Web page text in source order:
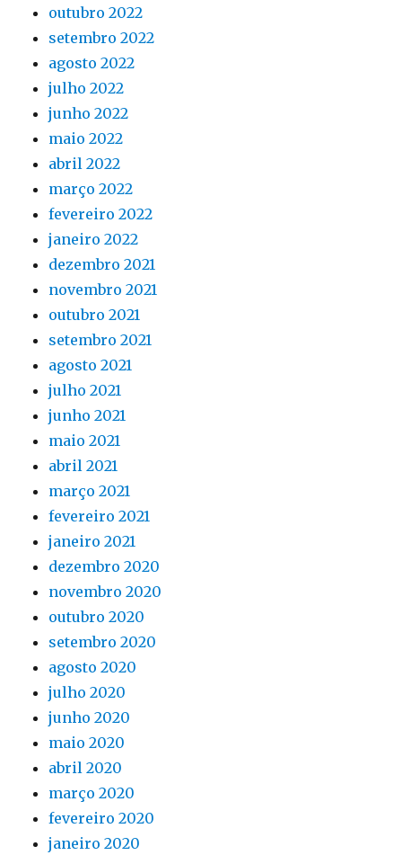
outubro 2022
setembro 2022
agosto 2022
julho 2022
junho 2022
maio 2022
abril 2022
março 2022
fevereiro 2022
janeiro 2022
dezembro 2021
novembro 2021
outubro 2021
setembro 2021
agosto 2021
julho 2021
junho 2021
maio 2021
abril 2021
março 2021
fevereiro 2021
janeiro 2021
dezembro 2020
novembro 2020
outubro 2020
setembro 2020
agosto 2020
julho 2020
junho 2020
maio 2020
abril 2020
março 2020
fevereiro 2020
janeiro 2020